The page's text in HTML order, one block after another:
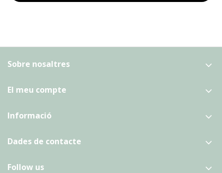
Sobre nosaltres
El meu compte
Informació
Dades de contacte
Follow us